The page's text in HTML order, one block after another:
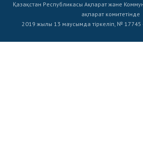
Қазақстан Республикасы Ақпарат және
ақпарат комитетінде
2019 жылы 13 маусымда тіркеліп, № 17745 -